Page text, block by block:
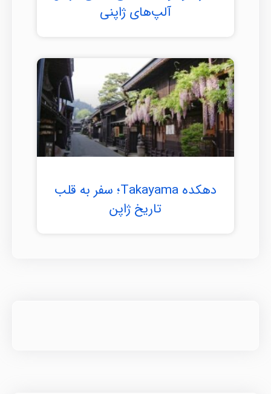
آلپ‌های ژاپنی
دهکده Takayama؛ سفر به قلب
تاریخ ژاپن